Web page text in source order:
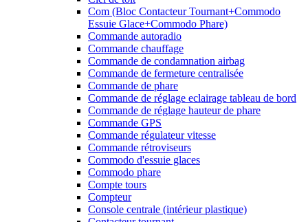
Com (Bloc Contacteur Tournant+Commodo
Essuie Glace+Commodo Phare)
Commande autoradio
Commande chauffage
Commande de condamnation airbag
Commande de fermeture centralisée
Commande de phare
Commande de réglage eclairage tableau de bord
Commande de réglage hauteur de phare
Commande GPS
Commande régulateur vitesse
Commande rétroviseurs
Commodo d'essuie glaces
Commodo phare
Compte tours
Compteur
Console centrale (intérieur plastique)